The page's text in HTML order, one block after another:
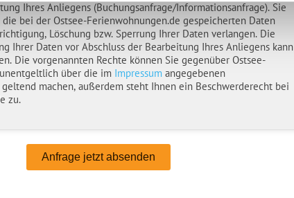
Ihres Anliegens (Buchungsanfrage/Informationsanfrage). Sie
bei der Ostsee-Ferienwohnungen.de gespeicherten Daten
Löschung bzw. Sperrung Ihrer Daten verlangen. Die
Ihrer Daten vor Abschluss der Bearbeitung Ihres Anliegens kann
Die vorgenannten Rechte können Sie gegenüber Ostsee-
über die im Impressum angegebenen
machen, außerdem steht Ihnen ein Beschwerderecht bei
zu.